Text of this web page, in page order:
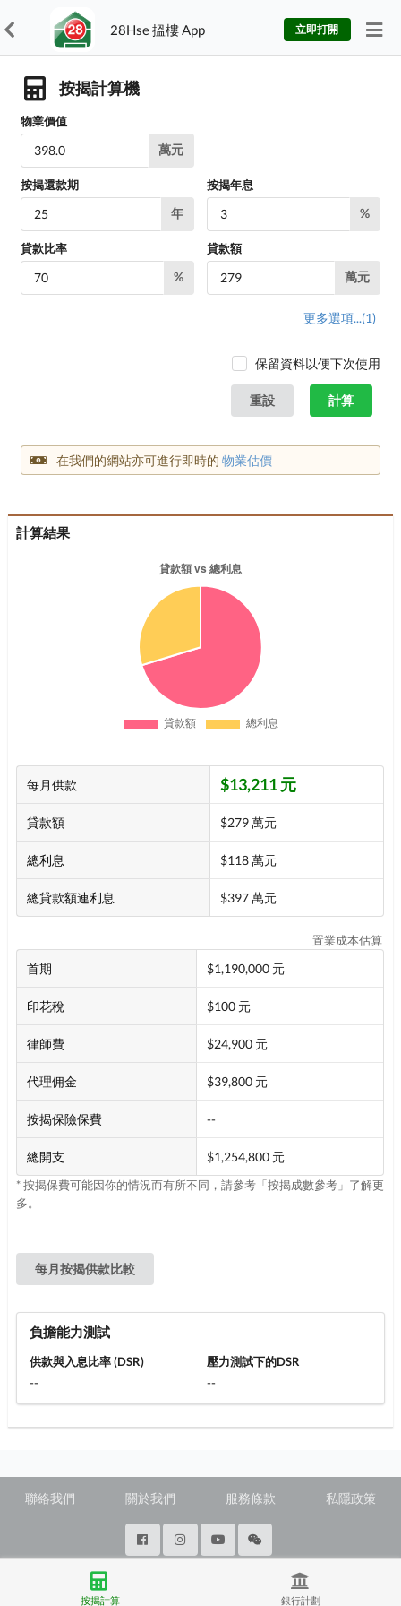
28Hse 搵樓 App 立即打開
按揭計算機
物業價值
萬元
按揭還款期
年
按揭年息
%
貸款比率
%
貸款額
萬元
更多選項...(1)
保留資料以便下次使用
重設 計算
在我們的網站亦可進行即時的物業估價
計算結果
每月供款 $13,211 元
貸款額 $279 萬元
總利息 $118 萬元
總貸款額連利息 $397 萬元
置業成本估算
首期 $1,190,000 元
印花稅 $100 元
律師費 $24,900 元
代理佣金 $39,800 元
按揭保險保費 --
總開支 $1,254,800 元
* 按揭保費可能因你的情況而有所不同，請參考「按揭成數參考」了解更
多。
每月按揭供款比較
負擔能力測試
供款與入息比率 (DSR)
--
壓力測試下的DSR
--
按揭計算 銀行計劃
聯絡我們 關於我們 服務條款 私隱政策
@ Copyright 2026 28Hse LTD All rights reserved.